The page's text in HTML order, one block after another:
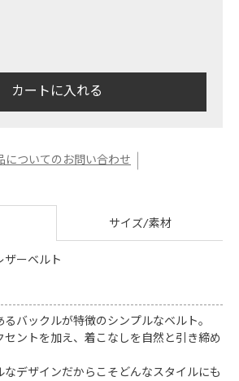
カートに入れる
についてのお問い合わせ
サイズ/素材
ザーベルト
バックルが特徴のシンプルなベルト。
セントを加え、着こなしを自然と引き締め
なデザインだからこそどんなスタイルにも